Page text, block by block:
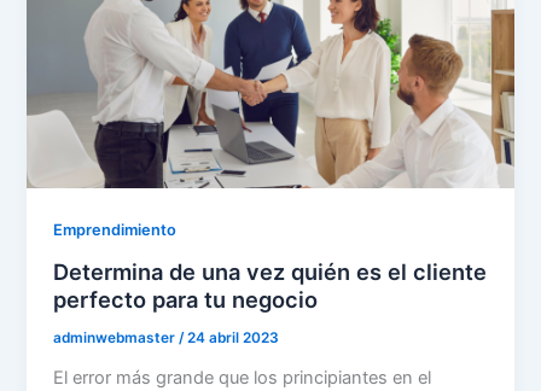
Emprendimiento
Determina de una vez quién es el cliente
perfecto para tu negocio
adminwebmaster/24 abril 2023
El error más grande que los principiantes en el